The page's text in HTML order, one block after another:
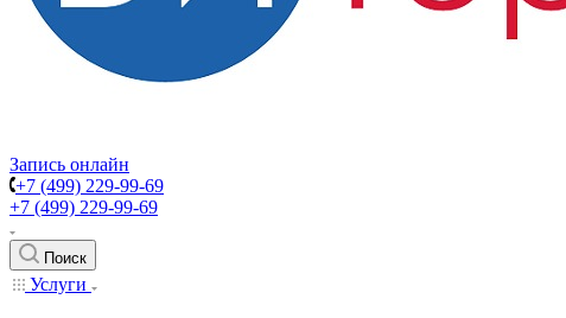
Запись онлайн
+7 (499) 229-99-69
+7 (499) 229-99-69
Поиск
Услуги